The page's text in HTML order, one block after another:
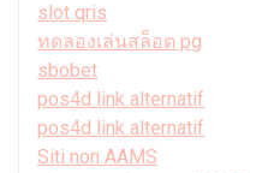
slot qris
ทดลองเล่นสล็อต pg
sbobet
pos4d link alternatif
pos4d link alternatif
Siti non AAMS